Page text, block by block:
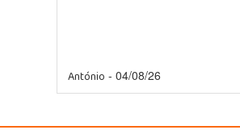
António - 04/08/26